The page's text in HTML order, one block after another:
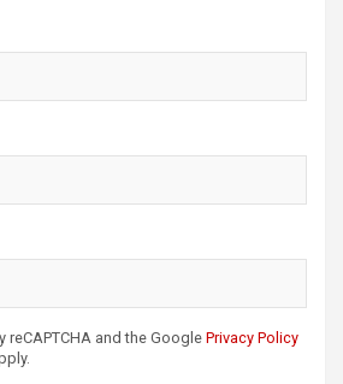
and the Google Privacy Policy